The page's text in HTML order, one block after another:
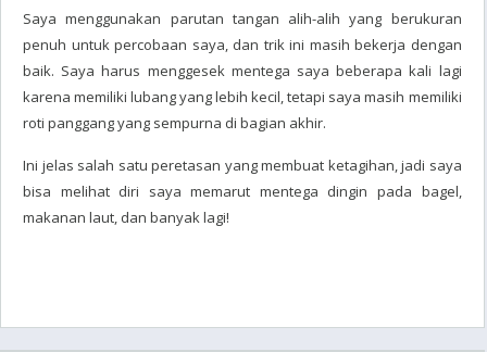
Saya menggunakan parutan tangan alih-alih yang berukuran
penuh untuk percobaan saya, dan trik ini masih bekerja dengan
baik. Saya harus menggesek mentega saya beberapa kali lagi
karena memiliki lubang yang lebih kecil, tetapi saya masih memiliki
roti panggang yang sempurna di bagian akhir.
Ini jelas salah satu peretasan yang membuat ketagihan, jadi saya
bisa melihat diri saya memarut mentega dingin pada bagel,
makanan laut, dan banyak lagi!